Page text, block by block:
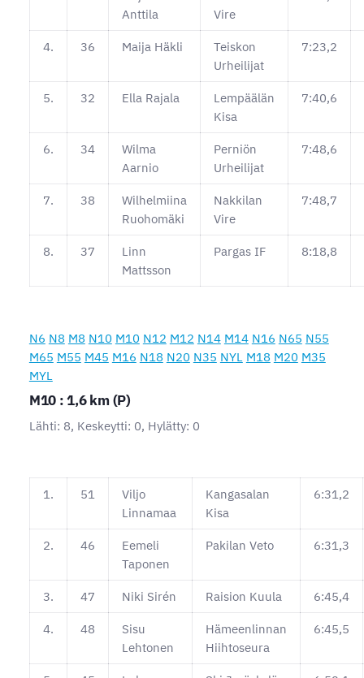
Anttila
Vire
4. 36 Maija Häkli
Teiskon
Urheilijat
7:23,2
5. 32 Ella Rajala
Lempäälän
Kisa
7:40,6
6. 34
Wilma
Aarnio
Perniön
Urheilijat
7:48,6
7. 38
Wilhelmiina
Ruohomäki
Nakkilan
Vire
7:48,7
8. 37
Linn
Mattsson
Pargas IF 8:18,8
N6 N8 M8 N10 M10 N12 M12 N14 M14 N16 N65 N55
M65 M55 M45 M16 N18 N20 N35 NYL M18 M20 M35
MYL
M10 : 1,6 km (P)
Lähti: 8, Keskeytti: 0, Hylätty: 0
1. 51
Viljo
Linnamaa
Kangasalan
Kisa
6:31,2
2. 46
Eemeli
Taponen
Pakilan Veto 6:31,3
3. 47 Niki Sirén Raision Kuula 6:45,4
4. 48
Sisu
Lehtonen
Hämeenlinnan
Hiihtoseura
6:45,5